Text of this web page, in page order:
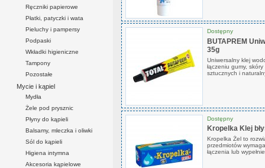
Ręczniki papierowe
Płatki, patyczki i wata
Pieluchy i pampersy
Podpaski
Wkładki higieniczne
Tampony
Pozostałe
Mycie i kąpiel
Mydła
Żele pod prysznic
Płyny do kąpieli
Balsamy, mleczka i oliwki
Sól do kąpieli
Higiena intymna
Akcesoria kąpielowe
Dostępny
BUTAPREM
35g
Uniwersalny klej
łączeniu gumy,
sztucznych i
Dostępny
Kropelka Klej
Kropelka Żel to
przedmiotów
łączenia lub